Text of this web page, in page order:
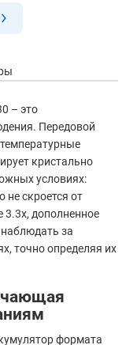
– это
Передовой
кристально
условиях:
не скроется от
3.3x, дополненное
за
точно определяя их
формата